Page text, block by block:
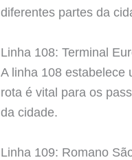
diferentes partes da
Linha 108: Terminal
A linha 108 estabelece
rota é vital para os
da cidade.
Linha 109: Romano